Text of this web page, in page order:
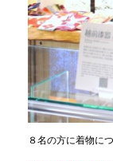
８名の方に着物に